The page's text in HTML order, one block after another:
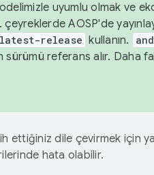
uyumlu olmak ve
AOSP'de
release kullanın.
sürümü referans alır. Daha
ettiğiniz dile çevirmek için
hata olabilir.